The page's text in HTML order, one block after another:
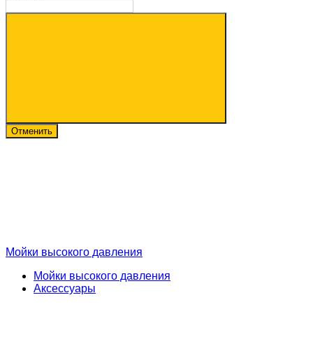
Отменить
Мойки высокого давления
Мойки высокого давления
Аксессуары